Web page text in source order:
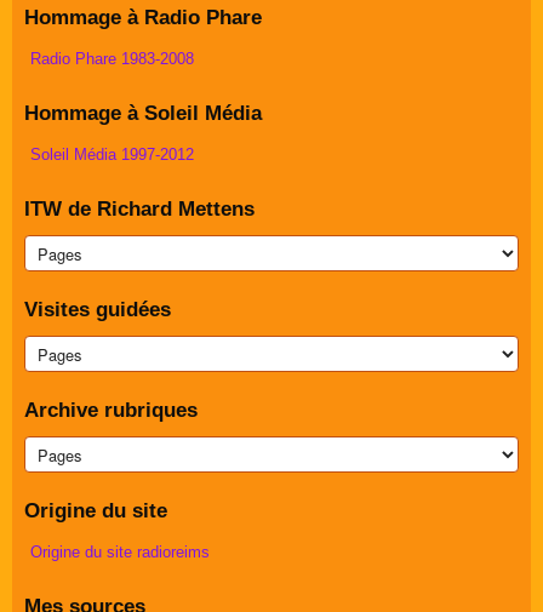
Hommage à Radio Phare
Radio Phare 1983-2008
Hommage à Soleil Média
Soleil Média 1997-2012
ITW de Richard Mettens
Visites guidées
Archive rubriques
Origine du site
Origine du site radioreims
Mes sources